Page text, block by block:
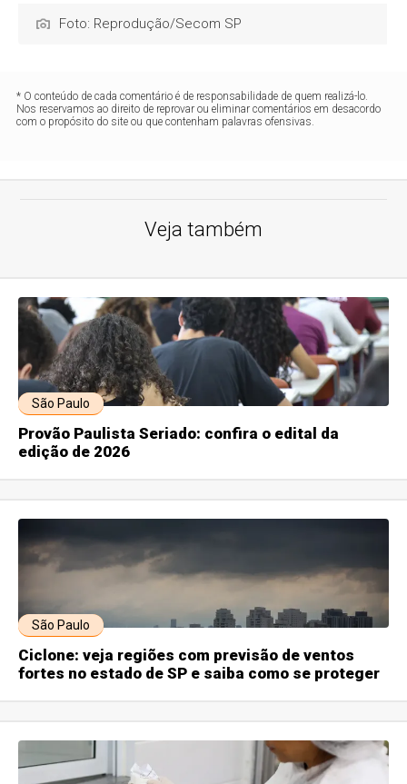
Foto: Reprodução/Secom SP
* O conteúdo de cada comentário é de responsabilidade de quem realizá-lo.
Nos reservamos ao direito de reprovar ou eliminar comentários em desacordo
com o propósito do site ou que contenham palavras ofensivas.
Veja também
São Paulo
Provão Paulista Seriado: confira o edital da
edição de 2026
São Paulo
Ciclone: veja regiões com previsão de ventos
fortes no estado de SP e saiba como se proteger